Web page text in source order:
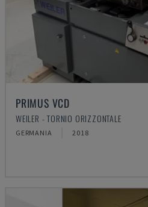
PRIMUS VCD
WEILER - TORNIO ORIZZONTALE
GERMANIA 2018